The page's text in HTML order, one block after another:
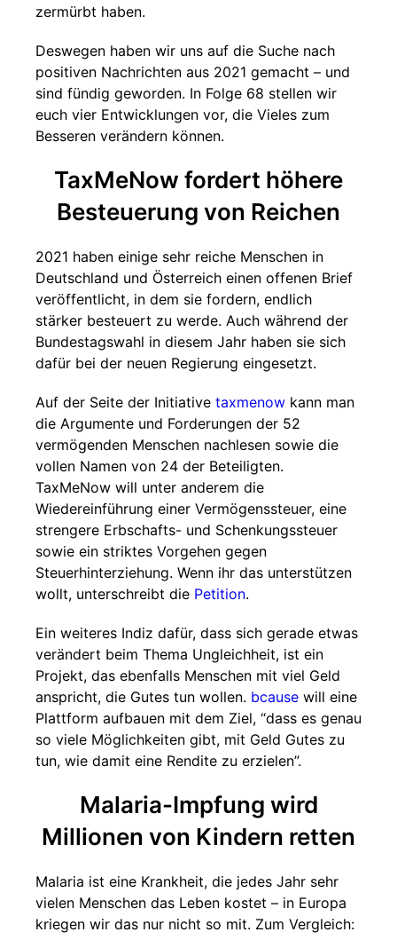
zermürbt haben.
Deswegen haben wir uns auf die Suche nach
positiven Nachrichten aus 2021 gemacht – und
sind fündig geworden. In Folge 68 stellen wir
euch vier Entwicklungen vor, die Vieles zum
Besseren verändern können.
TaxMeNow fordert höhere
Besteuerung von Reichen
2021 haben einige sehr reiche Menschen in
Deutschland und Österreich einen offenen Brief
veröffentlicht, in dem sie fordern, endlich
stärker besteuert zu werde. Auch während der
Bundestagswahl in diesem Jahr haben sie sich
dafür bei der neuen Regierung eingesetzt.
Auf der Seite der Initiative taxmenow kann man
die Argumente und Forderungen der 52
vermögenden Menschen nachlesen sowie die
vollen Namen von 24 der Beteiligten.
TaxMeNow will unter anderem die
Wiedereinführung einer Vermögenssteuer, eine
strengere Erbschafts- und Schenkungssteuer
sowie ein striktes Vorgehen gegen
Steuerhinterziehung. Wenn ihr das unterstützen
wollt, unterschreibt die Petition.
Ein weiteres Indiz dafür, dass sich gerade etwas
verändert beim Thema Ungleichheit, ist ein
Projekt, das ebenfalls Menschen mit viel Geld
anspricht, die Gutes tun wollen. bcause will eine
Plattform aufbauen mit dem Ziel, “dass es genau
so viele Möglichkeiten gibt, mit Geld Gutes zu
tun, wie damit eine Rendite zu erzielen”.
Malaria-Impfung wird
Millionen von Kindern retten
Malaria ist eine Krankheit, die jedes Jahr sehr
vielen Menschen das Leben kostet – in Europa
kriegen wir das nur nicht so mit. Zum Vergleich: